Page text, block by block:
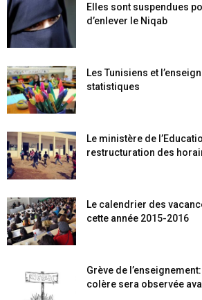
Elles sont suspendues
d’enlever le Niqab
Les Tunisiens et
statistiques
Le ministère de
restructuration des
Le calendrier des
cette année 2015-2016
Grève de
colère sera observée